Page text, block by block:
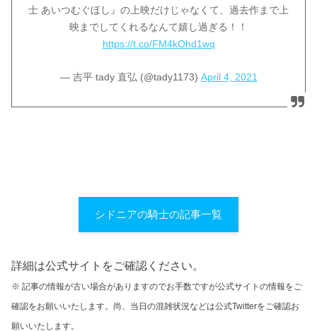
士 あいつむぐほし』の上映だけじゃなくて、過去作まで上
映までしてくれるなんて嬉し過ぎる！！
https://t.co/FM4kOhd1wq
— 吉平 tady 直弘 (@tady1173) April 4, 2021
シドニアの騎士の記事一覧
詳細は公式サイトをご確認ください。
※ 記事の情報が古い場合がありますのでお手数ですが公式サイトの情報をご
確認をお願いいたします。尚、当日の混雑状況などは公式Twitterをご確認お
願いいたします。